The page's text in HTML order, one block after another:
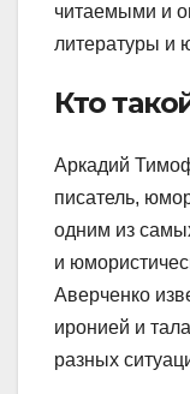
читаемыми и
литературы и
Кто
Аркадий
писатель,
одним из
и
Аверченко
иронией и
разных